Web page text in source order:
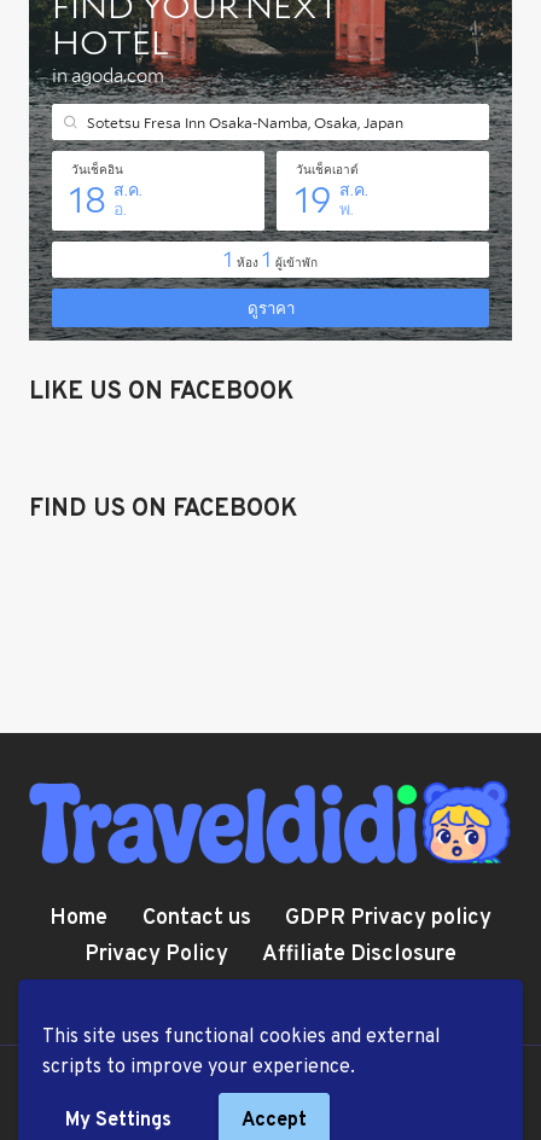
This site uses functional cookies and external
scripts to improve your experience.
My Settings Accept
LIKE US ON FACEBOOK
FIND US ON FACEBOOK
Home Contact us
GDPR Privacy policy
Privacy Policy
Affiliate Disclosure
© 2026 TravelDiDi.com